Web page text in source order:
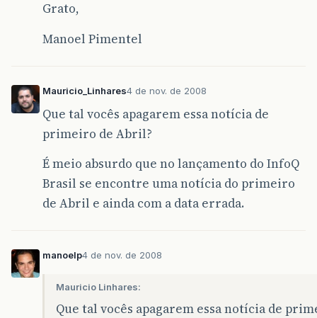
Grato,
Manoel Pimentel
Mauricio_Linhares4 de nov. de 2008
Que tal vocês apagarem essa notícia de
primeiro de Abril?
É meio absurdo que no lançamento do InfoQ
Brasil se encontre uma notícia do primeiro
de Abril e ainda com a data errada.
manoelp4 de nov. de 2008
Mauricio Linhares:
Que tal vocês apagarem essa notícia de